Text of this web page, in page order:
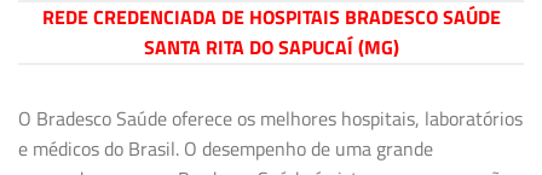
REDE CREDENCIADA DE HOSPITAIS BRADESCO SAÚDE
SANTA RITA DO SAPUCAÍ (MG)
O Bradesco Saúde oferece os melhores hospitais, laboratórios
e médicos do Brasil. O desempenho de uma grande